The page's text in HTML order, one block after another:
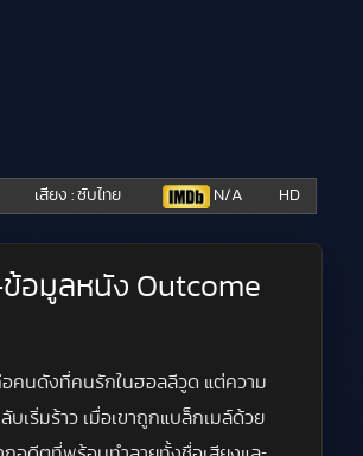
เสียง : ซับไทย N/A HD
ข้อมูลหนัง Outcome
อคนดังที่คนรักในฮอลลีวูด แต่ความ
เริ่มร้าว เมื่อเขาถูกแบล็กเมล์ด้วย